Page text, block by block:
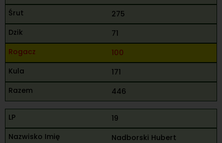
275
71
100
171
446
19
Nadborski Hubert